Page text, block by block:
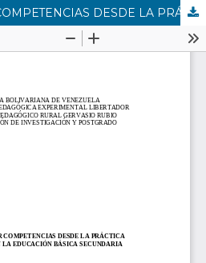
EVALUACIÓN POR COMPETENCIAS DESDE LA PRÁCTICA PEDAGÓGICA EN LA EDUCACIÓN BÁSICA SECUNDARIA